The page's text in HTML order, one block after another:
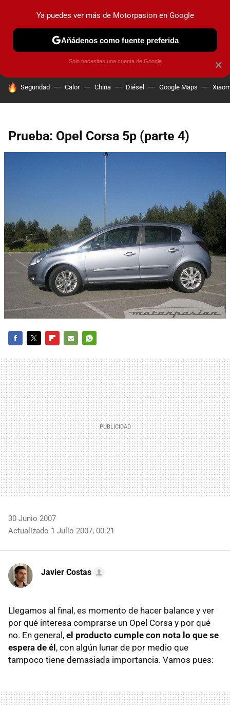
PRUEBAS COCHES ELÉCTRICOS OBSERVATORIO
HOY SE HABLA DE
Seguridad Calor China Diésel Google Maps
Prueba: Opel Corsa 5p (parte 4)
MAIL
30 Junio 2007
Actualizado 1 Julio 2007, 00:21
Javier Costas
Llegamos al final, es momento de hacer balance y ver
por qué interesa comprarse un Opel Corsa y por qué
no. En general, el producto cumple con nota lo que se
espera de él , con algún lunar de por medio que
tampoco tiene demasiada importancia. Vamos pues:
×
Ya puedes ver más de Motorpasion en Google
Añádenos como fuente preferida
Solo necesitas una cuenta de Google